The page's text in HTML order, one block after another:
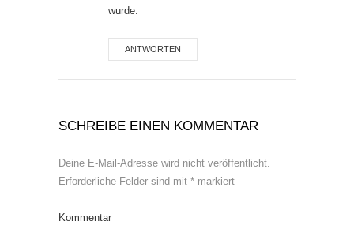
wurde.
ANTWORTEN
SCHREIBE EINEN KOMMENTAR
Deine E-Mail-Adresse wird nicht veröffentlicht.
Erforderliche Felder sind mit * markiert
Kommentar